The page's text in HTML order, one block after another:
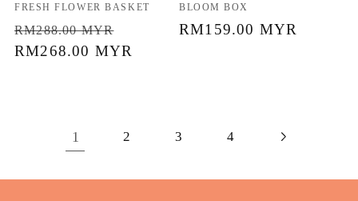
厂
商：
FRESH FLOWER BASKET
常
规
RM288.00 MYR
销
RM268.00 MYR
厂
商：
BLOOM BOX
常
RM159.00 MYR
1 2 3 4